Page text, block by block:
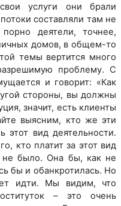
услуги они брали
составляли там не
деятели, точнее,
домов, в общем-то
темы вертится много
проблему. С
и говорит: «Как
стороны, вы должны
значит, есть клиенты
выясним, кто же эти
этот вид деятельности.
кто платит за этот вид
не было. Она бы, как не
бы и обанкротилась. Но
идти. Мы видим, что
– это очень